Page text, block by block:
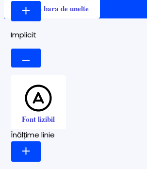
Ascunde bara de unelte
Implicit
Font lizibil
Înălțime linie